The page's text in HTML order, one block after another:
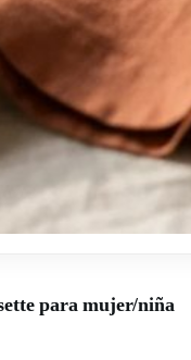
para mujer/niña